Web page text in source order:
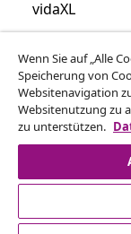
vidaXL
Mehr
© 2008-2026
Wenn Sie auf „Alle
Speicherung von
Websitenavigation
Websitenutzung zu
zu unterstützen.